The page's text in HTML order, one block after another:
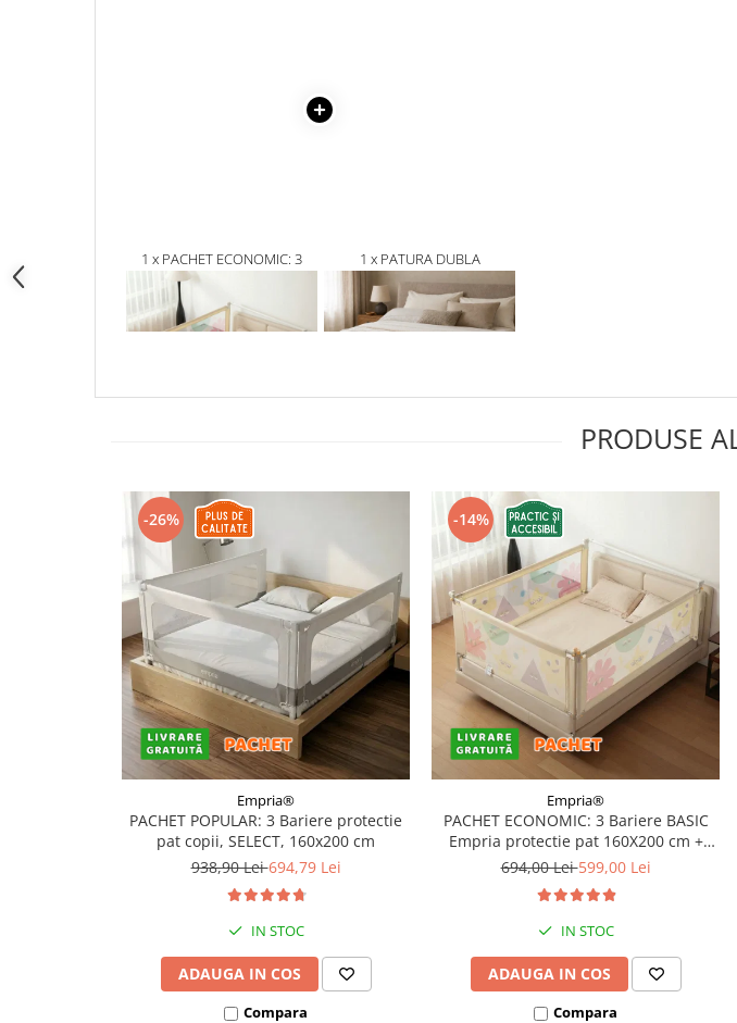
1 x PACHET ECONOMIC: 3
BARIERE BASIC EMPRIA
PROTECTIE PAT 140X200 CM +
BARA STABILIZATOARE
694,00 Lei
599,00 Lei
1 x PATURA DUBLA
CATIFELATA ECRU, MODEL
RELIEFAT IMPLETIT, 230X220
CM
135,00Lei
81,00 Lei
PRODUSE
-26%
Empria®
PACHET POPULAR: 3 Bariere protectie
pat copii, SELECT, 160x200 cm
938,90 Lei694,79 Lei
IN STOC
ADAUGA IN COS
Compara
-14%
Empria®
PACHET ECONOMIC: 3 Bariere BASIC
Empria protectie pat 160X200 cm +
bara stabilizatoare
694,00 Lei599,00 Lei
IN STOC
ADAUGA IN COS
Compara